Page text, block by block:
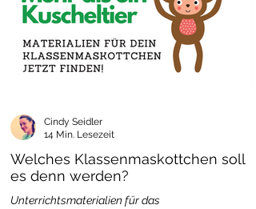
Welches Klassenmaskottchen soll
es denn werden?
Unterrichtsmaterialien für das
Cindy Seidler
14 Min. Lesezeit